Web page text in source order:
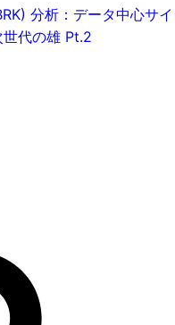
分析：データ中心サイ
代の雄 Pt.2